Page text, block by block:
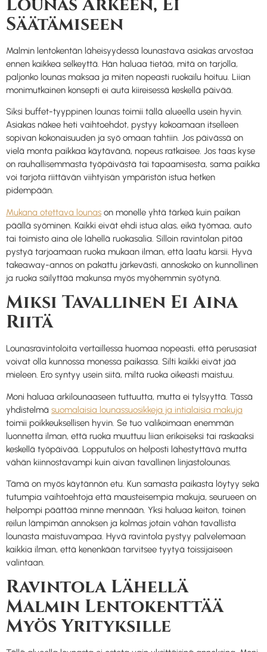
Säätämiseen
Malmin lentokentän läheisyydessä lounastava asiakas arvostaa
ennen kaikkea selkeyttä. Hän haluaa tietää, mitä on tarjolla,
paljonko lounas maksaa ja miten nopeasti ruokailu hoituu. Liian
monimutkainen konsepti ei auta kiireisessä keskellä päivää.
Siksi buffet-tyyppinen lounas toimii tällä alueella usein hyvin.
Asiakas näkee heti vaihtoehdot, pystyy kokoamaan itselleen
sopivan kokonaisuuden ja syö omaan tahtiin. Jos päivässä on
vielä monta paikkaa käytävänä, nopeus ratkaisee. Jos taas kyse
on rauhallisemmasta työpäivästä tai tapaamisesta, sama paikka
voi tarjota riittävän viihtyisän ympäristön istua hetken
pidempään.
Mukana otettava lounas on monelle yhtä tärkeä kuin paikan
päällä syöminen. Kaikki eivät ehdi istua alas, eikä työmaa, auto
tai toimisto aina ole lähellä ruokasalia. Silloin ravintolan pitää
pystyä tarjoamaan ruoka mukaan ilman, että laatu kärsii. Hyvä
takeaway-annos on pakattu järkevästi, annoskoko on kunnollinen
ja ruoka säilyttää makunsa myös myöhemmin syötynä.
Miksi Tavallinen Ei Aina
Riitä
Lounasravintoloita vertaillessa huomaa nopeasti, että perusasiat
voivat olla kunnossa monessa paikassa. Silti kaikki eivät jää
mieleen. Ero syntyy usein siitä, miltä ruoka oikeasti maistuu.
Moni haluaa arkilounaaseen tuttuutta, mutta ei tylsyyttä. Tässä
yhdistelmä suomalaisia lounassuosikkeja ja intialaisia makuja
toimii poikkeuksellisen hyvin. Se tuo valikoimaan enemmän
luonnetta ilman, että ruoka muuttuu liian erikoiseksi tai raskaaksi
keskellä työpäivää. Lopputulos on helposti lähestyttävä mutta
vähän kiinnostavampi kuin aivan tavallinen linjastolounas.
Tämä on myös käytännön etu. Kun samasta paikasta löytyy sekä
tutumpia vaihtoehtoja että mausteisempia makuja, seurueen on
helpompi päättää minne mennään. Yksi haluaa keiton, toinen
reilun lämpimän annoksen ja kolmas jotain vähän tavallista
lounasta maistuvampaa. Hyvä ravintola pystyy palvelemaan
kaikkia ilman, että kenenkään tarvitsee tyytyä toissijaiseen
valintaan.
Ravintola Lähellä
Malmin Lentokenttää
Myös Yrityksille